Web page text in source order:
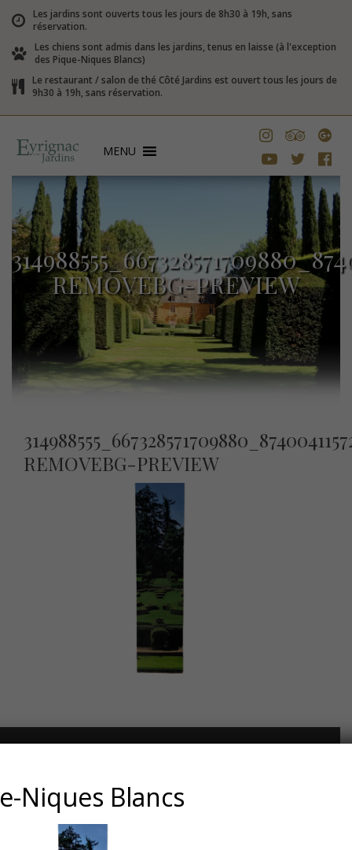
Les jardins sont ouverts tous les jours de 8h30 à 19h, sans
réservation.
Les chiens sont admis dans les jardins, tenus en laisse (à l'exception
des Pique-Niques Blancs)
Le restaurant / salon de thé Côté Jardins est ouvert tous les jours de
9h30 à 19h, sans réservation.
MENU
REMOVEBG-PREVIEW
REMOVEBG-PREVIEW
Les Jardins du Manoir d’Eyrignac
24590 Salignac-Eyvigues
Niques Blancs